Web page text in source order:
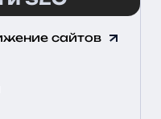
сайтов